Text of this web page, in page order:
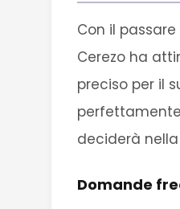
Con il
Cerezo ha
preciso per il
deciderà
Domande